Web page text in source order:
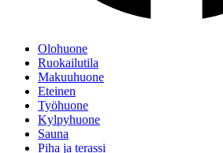
Olohuone
Ruokailutila
Makuuhuone
Eteinen
Työhuone
Kylpyhuone
Sauna
Piha ja terassi